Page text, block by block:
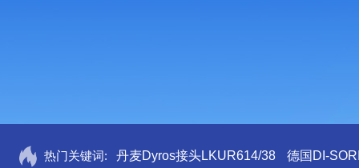
热门关键词: 丹麦Dyros接头LKUR614/38 德国DI-